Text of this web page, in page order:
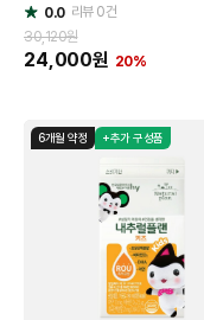
별
점
0.0 리뷰0건
30,120원
24,000원 20%
6개월 약정 +추가 구성품